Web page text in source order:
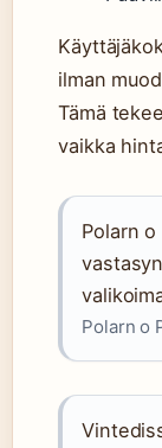
ilman
Tämä
vaikka
Polarn
Polarn o